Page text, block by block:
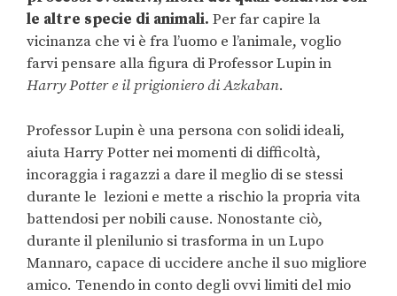
le altre specie di animali. Per far capire la
vicinanza che vi è fra l’uomo e l’animale, voglio
farvi pensare alla figura di Professor Lupin in
Harry Potter e il prigioniero di Azkaban.
Professor Lupin è una persona con solidi ideali,
aiuta Harry Potter nei momenti di difficoltà,
incoraggia i ragazzi a dare il meglio di se stessi
durante le lezioni e mette a rischio la propria vita
battendosi per nobili cause. Nonostante ciò,
durante il plenilunio si trasforma in un Lupo
Mannaro, capace di uccidere anche il suo migliore
amico. Tenendo in conto degli ovvi limiti del mio